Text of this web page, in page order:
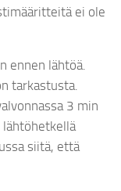
ei ole
ennen lähtöä.
tarkastusta.
3 min
lähtöhetkellä
siitä, että